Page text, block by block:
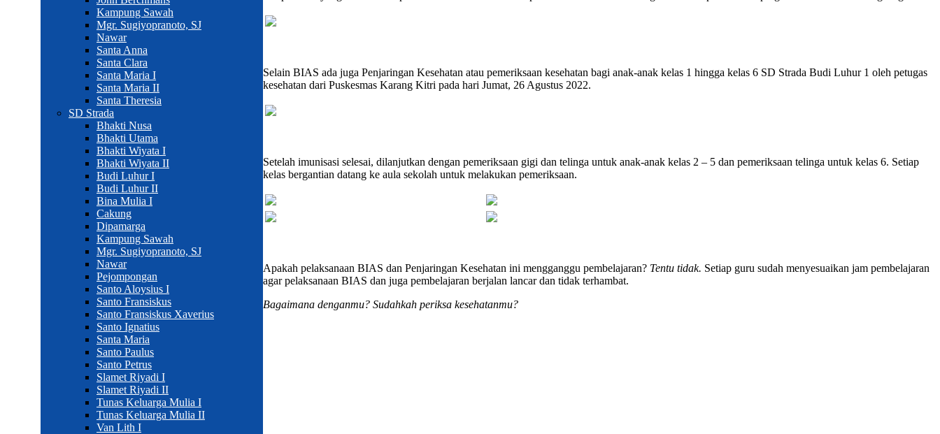
Kampung Sawah
Mgr. Sugiyopranoto, SJ
Nawar
Santa Anna
Santa Clara
Santa Maria I
Santa Maria II
Santa Theresia
SD Strada
Bhakti Nusa
Bhakti Utama
Bhakti Wiyata I
Bhakti Wiyata II
Budi Luhur I
Budi Luhur II
Bina Mulia I
Cakung
Dipamarga
Kampung Sawah
Mgr. Sugiyopranoto, SJ
Nawar
Pejompongan
Santo Aloysius I
Santo Fransiskus
Santo Fransiskus Xaverius
Santo Ignatius
Santa Maria
Santo Paulus
Santo Petrus
Slamet Riyadi I
Slamet Riyadi II
Tunas Keluarga Mulia I
Tunas Keluarga Mulia II
Van Lith I
Selain BIAS ada juga Penjaringan Kesehatan atau pemeriksaan kesehatan bagi anak-anak kelas 1 hingga kelas 6 SD Strada Budi Luhur 1 oleh petugas
kesehatan dari Puskesmas Karang Kitri pada hari Jumat, 26 Agustus 2022.
Setelah imunisasi selesai, dilanjutkan dengan pemeriksaan gigi dan telinga untuk anak-anak kelas 2 – 5 dan pemeriksaan telinga untuk kelas 6. Setiap
kelas bergantian datang ke aula sekolah untuk melakukan pemeriksaan.
Apakah pelaksanaan BIAS dan Penjaringan Kesehatan ini mengganggu pembelajaran? Tentu tidak. Setiap guru sudah menyesuaikan jam pembelajaran
agar pelaksanaan BIAS dan juga pembelajaran berjalan lancar dan tidak terhambat.
Bagaimana denganmu? Sudahkah periksa kesehatanmu?